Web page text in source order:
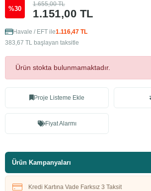
%30 1.151,00 TL
1.655,00 TL
Havale / EFT ile1.116,47 TL
383,67 TL başlayan taksitle
Ürün stokta bulunmamaktadır.
Proje Listeme Ekle
Fiyat Alarmı
Ürün Kampanyaları
Kredi Kartına Vade Farksız 3 Taksit